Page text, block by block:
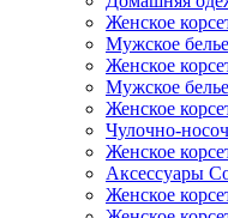
Женское
Мужское
Женское
Мужское
Женское
Чулочно-
Женское
Аксессуары
Женское